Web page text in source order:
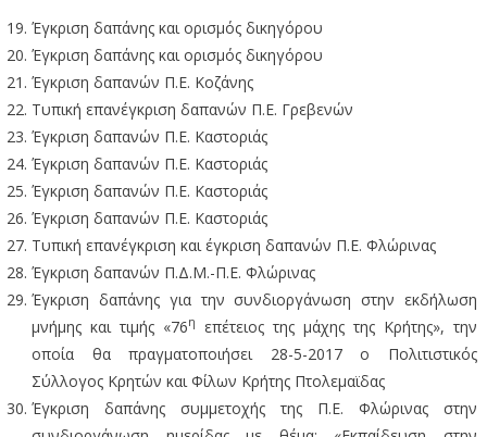
Έγκριση δαπάνης και ορισμός δικηγόρου
Έγκριση δαπάνης και ορισμός δικηγόρου
Έγκριση δαπανών Π.Ε. Κοζάνης
Τυπική επανέγκριση δαπανών Π.Ε. Γρεβενών
Έγκριση δαπανών Π.Ε. Καστοριάς
Έγκριση δαπανών Π.Ε. Καστοριάς
Έγκριση δαπανών Π.Ε. Καστοριάς
Έγκριση δαπανών Π.Ε. Καστοριάς
Τυπική επανέγκριση και έγκριση δαπανών Π.Ε. Φλώρινας
Έγκριση δαπανών Π.Δ.Μ.-Π.Ε. Φλώρινας
Έγκριση δαπάνης για την συνδιοργάνωση στην εκδήλωση
μνήμης και τιμής «76η
επέτειος της μάχης της Κρήτης», την
οποία θα πραγματοποιήσει 28-5-2017 ο Πολιτιστικός
Σύλλογος Κρητών και Φίλων Κρήτης Πτολεμαϊδας
Έγκριση δαπάνης συμμετοχής της Π.Ε. Φλώρινας στην